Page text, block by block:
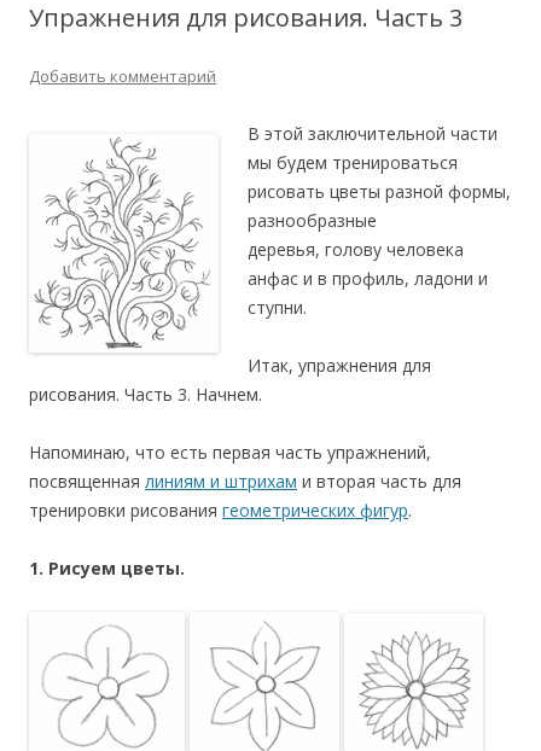
Упражнения для рисования. Часть 3
Добавить комментарий
В этой заключительной части
мы будем тренироваться
рисовать цветы разной формы,
разнообразные
деревья, голову человека
анфас и в профиль, ладони и
ступни.
Итак, упражнения для
рисования. Часть 3. Начнем.
Напоминаю, что есть первая часть упражнений,
посвященная линиям и штрихам и вторая часть для
тренировки рисования геометрических фигур.
1. Рисуем цветы.